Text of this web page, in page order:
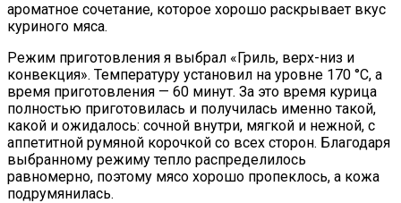
ароматное сочетание, которое хорошо раскрывает вкус
куриного мяса.
Режим приготовления я выбрал «Гриль, верх-низ и
конвекция». Температуру установил на уровне 170 °C, а
время приготовления — 60 минут. За это время курица
полностью приготовилась и получилась именно такой,
какой и ожидалось: сочной внутри, мягкой и нежной, с
аппетитной румяной корочкой со всех сторон. Благодаря
выбранному режиму тепло распределилось
равномерно, поэтому мясо хорошо пропеклось, а кожа
подрумянилась.